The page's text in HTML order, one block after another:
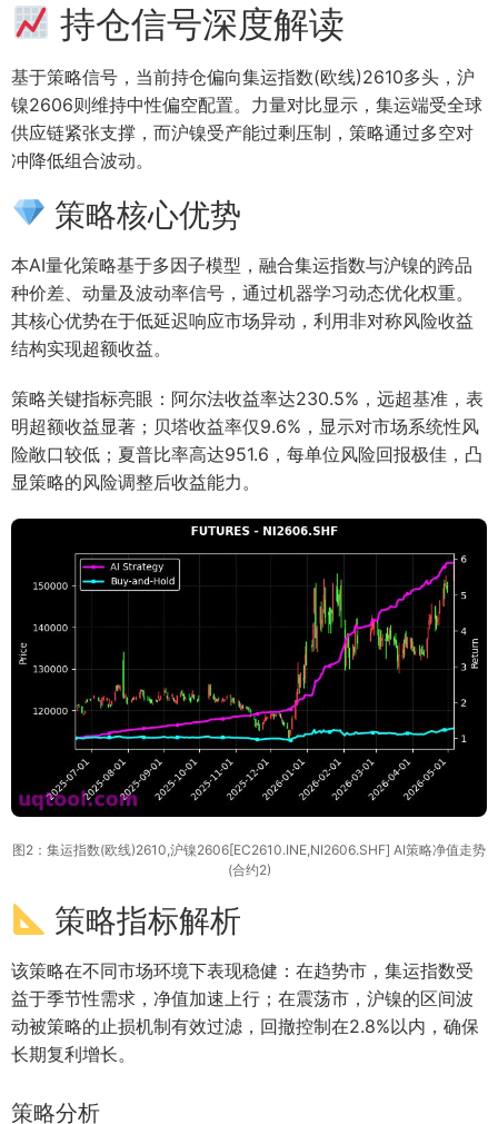
持仓信号深度解读
基于策略信号，当前持仓偏向集运指数(欧线)2610多头，沪
镍2606则维持中性偏空配置。力量对比显示，集运端受全球
供应链紧张支撑，而沪镍受产能过剩压制，策略通过多空对
冲降低组合波动。
策略核心优势
本AI量化策略基于多因子模型，融合集运指数与沪镍的跨品
种价差、动量及波动率信号，通过机器学习动态优化权重。
其核心优势在于低延迟响应市场异动，利用非对称风险收益
结构实现超额收益。
策略关键指标亮眼：阿尔法收益率达230.5%，远超基准，表
明超额收益显著；贝塔收益率仅9.6%，显示对市场系统性风
险敞口较低；夏普比率高达951.6，每单位风险回报极佳，凸
显策略的风险调整后收益能力。
图2：集运指数(欧线)2610,沪镍2606[EC2610.INE,NI2606.SHF] AI策略净值走势
(合约2)
策略指标解析
该策略在不同市场环境下表现稳健：在趋势市，集运指数受
益于季节性需求，净值加速上行；在震荡市，沪镍的区间波
动被策略的止损机制有效过滤，回撤控制在2.8%以内，确保
长期复利增长。
策略分析